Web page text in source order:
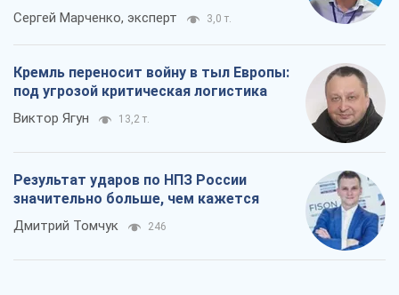
Сергей Марченко, эксперт 3,0 т.
Кремль переносит войну в тыл Европы:
под угрозой критическая логистика
Виктор Ягун 13,2 т.
Результат ударов по НПЗ России
значительно больше, чем кажется
Дмитрий Томчук 246